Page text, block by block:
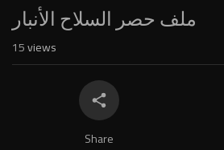
ملف حصر السلاح الأنبار
15views
Share